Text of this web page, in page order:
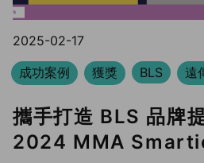
2025-02-17
成功案例
獲獎 BLS 遠
攜手打造 BLS 品牌
2024 MMA